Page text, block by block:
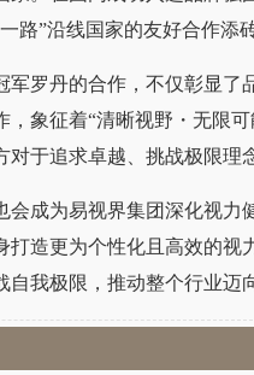
路”沿线国家的友好合作添
罗丹的合作，不仅彰显了
，象征着“清晰视野・无限
于追求卓越、挑战极限理
为易视界集团深化视力
打造更为个性化且高效的
我极限，推动整个行业迈